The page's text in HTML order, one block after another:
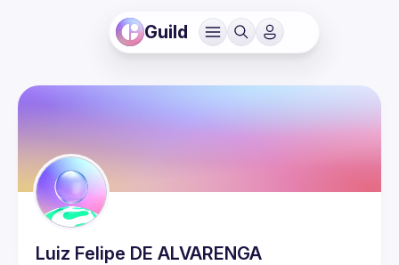
Guild
Luiz Felipe DE ALVARENGA